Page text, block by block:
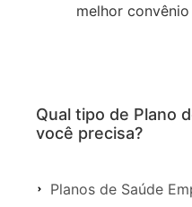
melhor
Qual tipo de Plano
você precisa?
Planos de Saúde